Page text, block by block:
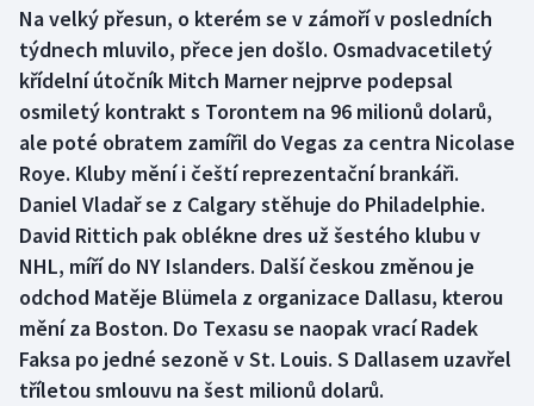
Box
Curling
Dostihy
Florbal
Futsal
Golf
Gymnastika
Na velký přesun, o kterém se v zámoří v posledních
týdnech mluvilo, přece jen došlo. Osmadvacetiletý
křídelní útočník Mitch Marner nejprve podepsal
osmiletý kontrakt s Torontem na 96 milionů dolarů,
ale poté obratem zamířil do Vegas za centra Nicolase
Roye. Kluby mění i čeští reprezentační brankáři.
Daniel Vladař se z Calgary stěhuje do Philadelphie.
David Rittich pak oblékne dres už šestého klubu v
NHL, míří do NY Islanders. Další českou změnou je
odchod Matěje Blümela z organizace Dallasu, kterou
mění za Boston. Do Texasu se naopak vrací Radek
Faksa po jedné sezoně v St. Louis. S Dallasem uzavřel
tříletou smlouvu na šest milionů dolarů.